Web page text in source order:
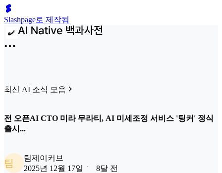
Slashpage로 제작됨
최신 AI 소식 모음
전 오픈AI CTO 미라 무라티, AI 미세조정 서비스 '팅커' 정식
출시...
팀
팀제이커브
2025년 12월 17일
8달 전